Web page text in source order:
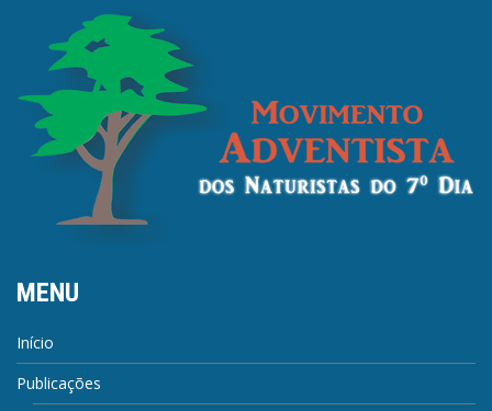
MENU
Início
Publicações